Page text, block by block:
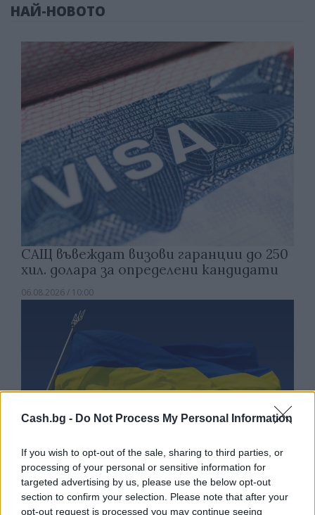
Cash.bg - Do Not Process My Personal Information
If you wish to opt-out of the sale, sharing to third parties, or
processing of your personal or sensitive information for
targeted advertising by us, please use the below opt-out
section to confirm your selection. Please note that after your
opt-out request is processed you may continue seeing
НАЙ-НОВОТО
САЩ въвеждат визови гаранции до 250
хил. долара за определени кандидати
06.08.2026 / 10:00